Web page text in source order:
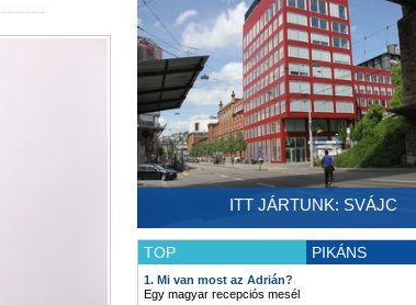
ITT JÁRTUNK: SVÁJC
TOP PIKÁNS
1. Mi van most az Adrián?
Egy magyar recepciós mesél